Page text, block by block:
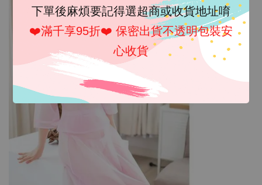
下單後麻煩要記得選超商或收貨地址唷
❤️滿千享95折❤️ 保密出貨不透明包裝安
心收貨